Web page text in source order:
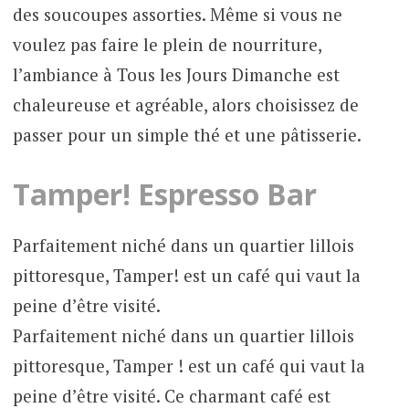
des soucoupes assorties. Même si vous ne
voulez pas faire le plein de nourriture,
l’ambiance à Tous les Jours Dimanche est
chaleureuse et agréable, alors choisissez de
passer pour un simple thé et une pâtisserie.
Tamper! Espresso Bar
Parfaitement niché dans un quartier lillois
pittoresque, Tamper! est un café qui vaut la
peine d’être visité.
Parfaitement niché dans un quartier lillois
pittoresque, Tamper ! est un café qui vaut la
peine d’être visité. Ce charmant café est